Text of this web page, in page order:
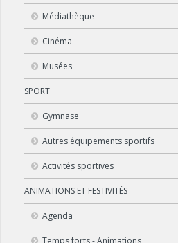
Médiathèque
Cinéma
Musées
SPORT
Gymnase
Autres équipements sportifs
Activités sportives
ANIMATIONS ET FESTIVITÉS
Agenda
Temps forts - Animations